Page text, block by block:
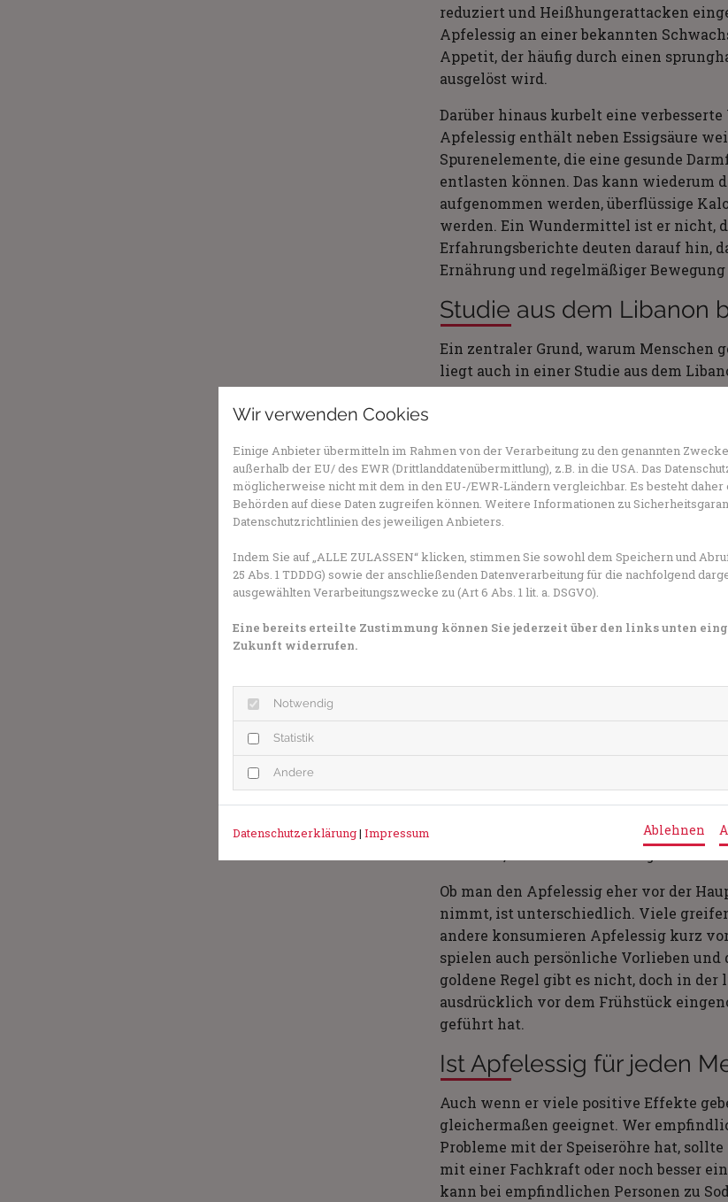
reduziert und Heißhungerattacken
Apfelessig an einer bekannten
Appetit, der häufig durch einen
ausgelöst wird.
Darüber hinaus kurbelt eine
Apfelessig enthält neben Essigsäure
Spurenelemente, die eine gesunde
entlasten können. Das kann wiederum
aufgenommen werden, überflüssige
werden. Ein Wundermittel ist er nicht,
Erfahrungsberichte deuten darauf hin,
Ernährung und regelmäßiger
Studie aus dem Libanon
Ein zentraler Grund, warum Menschen
liegt auch in einer Studie aus dem
Untersuchung wurde 2024
Die Forschenden wollten prüfen, ob
auswirkt. Insgesamt nahmen 120
vier Gruppen aufgeteilt: Drei Gruppen
Magen, jeweils unterschiedliche
vierte Gruppe bekam ein Placebo mit
signifikanter Gewichtsverlust bei jenen
Sie haben Fragen zum Thema
Experten und -Expertinnen aus Ihrer
Wie wird er
Die Einnahme von Apfelessig erfolgt in
Apfelessig sehr säurehaltig ist und
reizen sowie den Zahnschmelz
Esslöffeln pro Glas Wasser. Manche
Teelöffel, und tasten sich langsam
Ob man den Apfelessig eher vor der
nimmt, ist unterschiedlich. Viele
andere konsumieren Apfelessig kurz
spielen auch persönliche Vorlieben
goldene Regel gibt es nicht, doch in
ausdrücklich vor dem Frühstück
geführt hat.
Ist Apfelessig für jeden
Auch wenn er viele positive Effekte
gleichermaßen geeignet. Wer
Probleme mit der Speiseröhre hat,
mit einer Fachkraft oder noch besser
kann bei empfindlichen Personen zu
Wir verwenden Cookies
Einige Anbieter übermitteln im Rahmen von der Verarbeitung zu den genannten
außerhalb der EU/ des EWR (Drittlanddatenübermittlung), z.B. in die USA. Das
möglicherweise nicht mit dem in den EU-/EWR-Ländern vergleichbar. Es besteht daher
Behörden auf diese Daten zugreifen können. Weitere Informationen zu
Datenschutzrichtlinien des jeweiligen Anbieters.
Indem Sie auf „ALLE ZULASSEN“ klicken, stimmen Sie sowohl dem Speichern und
25 Abs. 1 TDDDG) sowie der anschließenden Datenverarbeitung für die nachfolgend
ausgewählten Verarbeitungszwecke zu (Art 6 Abs. 1 lit. a. DSGVO).
Eine bereits erteilte Zustimmung können Sie jederzeit über den links unten
Zukunft widerrufen.
Notwendig
Statistik
Andere
Datenschutzerklärung| Impressum Ablehnen